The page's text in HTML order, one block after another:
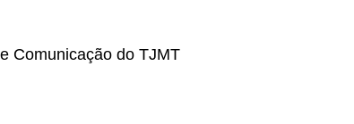
Comunicação do TJMT